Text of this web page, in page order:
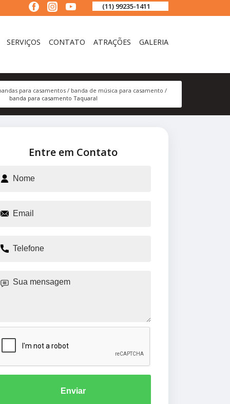
(11) 99235-1411
SERVIÇOS CONTATO ATRAÇÕES GALERIA
para casamentos
banda de música para casamento
banda para casamento Taquaral
Entre em Contato
Enviar